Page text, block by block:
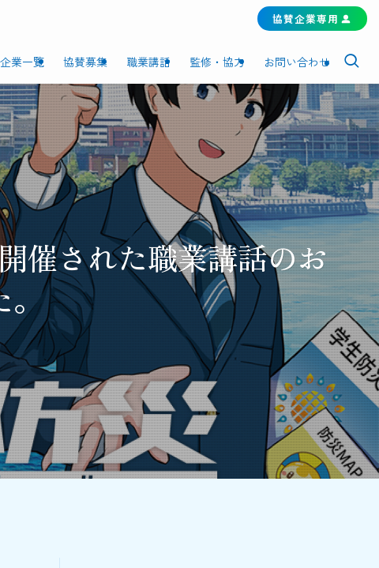
業一覧 協賛募集 職業講話 監修・協力 お問い合わせ
協賛企業専用
催された職業講話のお
。